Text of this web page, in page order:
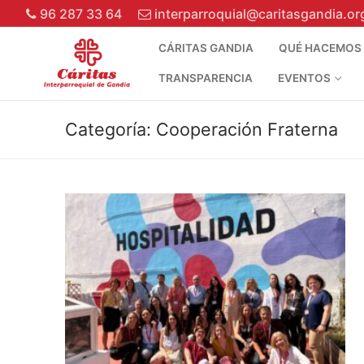
96 287 33 64
CÁRITAS GANDIA QUÉ HACEMOS
TRANSPARENCIA EVENTOS
Cáritas Gandia
Qué hacemos
Categoría: Cooperación Fraterna